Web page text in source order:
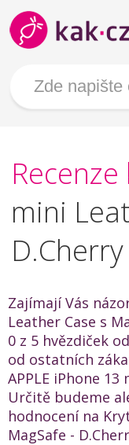
Recenze
mini
D.Cherry
Zajímají Vás
Leather Case s
0 z 5 hvězdiček
od ostatních
APPLE iPhone
Určitě budeme
hodnocení na
MagSafe -